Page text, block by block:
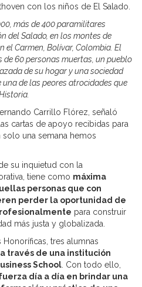
con los niños de El Salado.
más de 400 paramilitares
del Salado, en los montes de
el Carmen, Bolívar, Colombia. El
60 personas muertas, un pueblo
de su hogar y una sociedad
de las peores atrocidades que
Carrillo Flórez, señaló
cartas de apoyo recibidas para
solo una semana hemos
su inquietud con la
tiene como máxima
personas que con
perder la oportunidad de
para construir
más justa y globalizada.
tres alumnas
través de una institución
School . Con todo ello,
día a día en brindar una